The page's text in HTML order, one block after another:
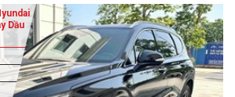
Dầu